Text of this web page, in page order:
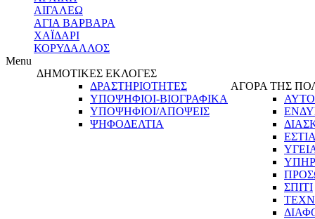
ΑΙΓΑΛΕΩ
ΑΓΙΑ ΒΑΡΒΑΡΑ
ΧΑΪΔΑΡΙ
ΚΟΡΥΔΑΛΛΟΣ
Menu
ΔΗΜΟΤΙΚΕΣ ΕΚΛΟΓΕΣ
ΔΡΑΣΤΗΡΙΟΤΗΤΕΣ
ΥΠΟΨΗΦΙΟΙ-ΒΙΟΓΡΑΦΙΚΑ
ΥΠΟΨΗΦΙΟΙ/ΑΠΟΨΕΙΣ
ΨΗΦΟΔΕΛΤΙΑ
ΑΓΟΡΑ ΤΗΣ
ΣΠΙΤΙ